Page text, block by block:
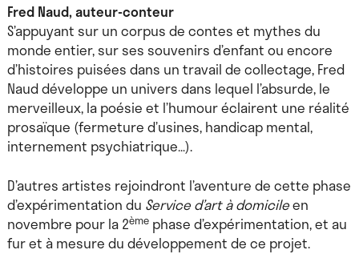
Fred Naud, auteur-conteur
S’appuyant sur un corpus de contes et mythes du
monde entier, sur ses souvenirs d’enfant ou encore
d’histoires puisées dans un travail de collectage, Fred
Naud développe un univers dans lequel l’absurde, le
merveilleux, la poésie et l’humour éclairent une réalité
prosaïque (fermeture d’usines, handicap mental,
internement psychiatrique…).
D’autres artistes rejoindront l’aventure de cette phase
d’expérimentation du Service d’art à domicileen
novembre pour la 2èmephase d’expérimentation, et au
fur et à mesure du développement de ce projet.